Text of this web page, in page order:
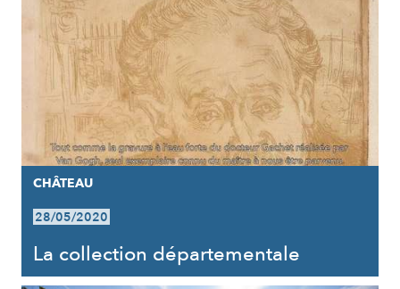
CHÂTEAU
28/05/2020
La collection départementale